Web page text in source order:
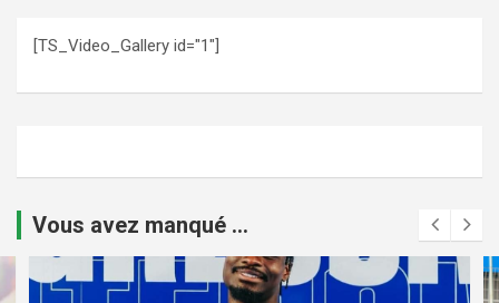
[TS_Video_Gallery id="1"]
Vous avez manqué ...